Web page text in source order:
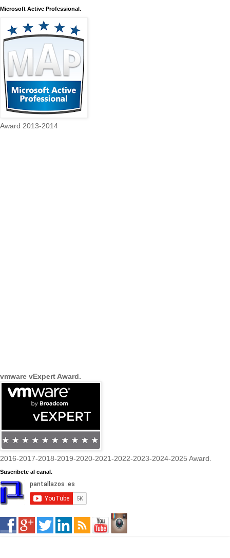
Microsoft Active Professional.
Award 2013-2014
vmware vExpert Award.
2016-2017-2018-2019-2020-2021-2022-2023-2024-2025 Award.
Suscribete al canal.